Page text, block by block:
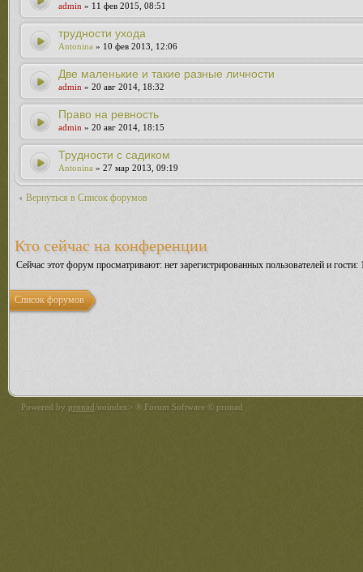
admin » 11 фев 2015, 08:51
трудности ухода
Antonina » 10 фев 2013, 12:06
Две маленькие и такие разные личности
admin » 20 авг 2014, 18:32
Право на ревность
admin » 20 авг 2014, 18:15
Трудности с садиком
Antonina » 27 мар 2013, 09:19
Вернуться в Список форумов
Кто сейчас на конференции
Сейчас этот форум просматривают: нет зарегистрированных пользователей и гости:
Список форумов
Powered by pronad/noindex> ® Forum Software © pronad